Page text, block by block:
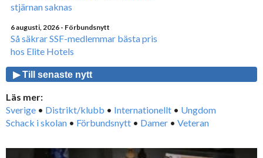
stjärnan saknas
6 augusti, 2026 - Förbundsnytt
Så säkrar SSF-medlemmar bästa pris
hos Elite Hotels
▶ Till senaste nytt
Läs mer:
Sverige • Distrikt/klubb • Internationellt • Ungdom
Schack i skolan • Förbundsnytt • Damer • Veteran